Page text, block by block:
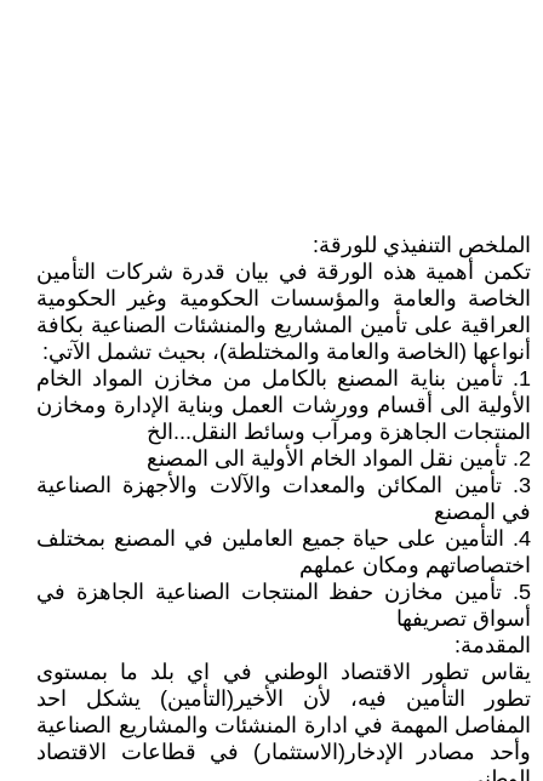
الملخص التنفيذي للورقة:
تكمن أهمية هذه الورقة في بيان قدرة شركات التأمين
الخاصة والعامة والمؤسسات الحكومية وغير الحكومية
العراقية على تأمين المشاريع والمنشئات الصناعية بكافة
أنواعها (الخاصة والعامة والمختلطة)، بحيث تشمل الآتي:
1. تأمين بناية المصنع بالكامل من مخازن المواد الخام
الأولية الى أقسام وورشات العمل وبناية الإدارة ومخازن
المنتجات الجاهزة ومرآب وسائط النقل...الخ
2. تأمين نقل المواد الخام الأولية الى المصنع
3. تأمين المكائن والمعدات والآلات والأجهزة الصناعية
في المصنع
4. التأمين على حياة جميع العاملين في المصنع بمختلف
اختصاصاتهم ومكان عملهم
5. تأمين مخازن حفظ المنتجات الصناعية الجاهزة في
أسواق تصريفها
المقدمة:
يقاس تطور الاقتصاد الوطني في اي بلد ما بمستوى
تطور التأمين فيه، لأن الأخير(التأمين) يشكل احد
المفاصل المهمة في ادارة المنشئات والمشاريع الصناعية
وأحد مصادر الإدخار(الاستثمار) في قطاعات الاقتصاد